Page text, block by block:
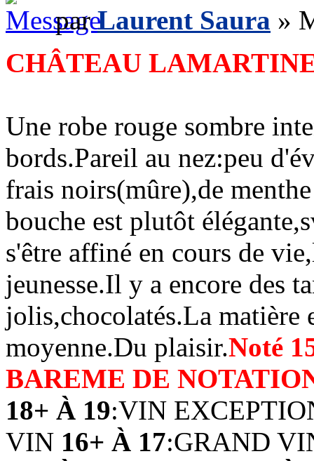
parLaurent Saura »
CHÂTEAU
Une robe rouge sombre
bords.Pareil au nez:peu
frais noirs(mûre),de
bouche est plutôt
s'être affiné en cours de
jeunesse.Il y a encore des
jolis,chocolatés.La matière
moyenne.Du plaisir.Noté
BAREME DE
18+ À 19:VIN
VIN 16+ À 17:GRAND